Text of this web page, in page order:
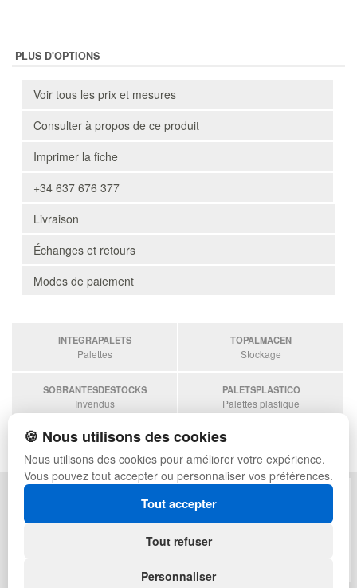
PLUS D'OPTIONS
Voir tous les prix et mesures
Consulter à propos de ce produit
Imprimer la fiche
+34 637 676 377
Livraison
Échanges et retours
Modes de paiement
INTEGRAPALETS
Palettes
TOPALMACEN
Stockage
SOBRANTESDESTOCKS
Invendus
PALETSPLASTICO
Palettes plastique
ESTANTERIASKIT
Estanterias
POLITIQUE DE CONFIDENTIALITÉ
PLAN DU SITE
🍪 Nous utilisons des cookies
Nous utilisons des cookies pour améliorer votre expérience.
Vous pouvez tout accepter ou personnaliser vos préférences.
Tout accepter
Tout refuser
Personnaliser